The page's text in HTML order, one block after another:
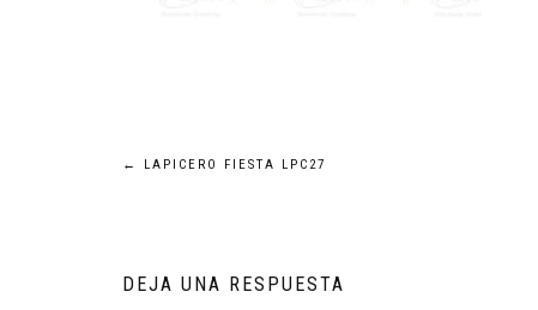
Navegación
entradas
← LAPICERO FIESTA LPC27
DEJA UNA RESPUESTA